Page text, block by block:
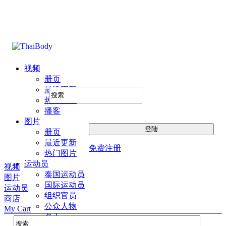
视频
册页
最近更新
热门图片
播客
图片
册页
最近更新
热门图片
运动员
泰国运动员
国际运动员
组织官员
公众人物
名人
免费注册
视频
图片
运动员
商店
My Cart